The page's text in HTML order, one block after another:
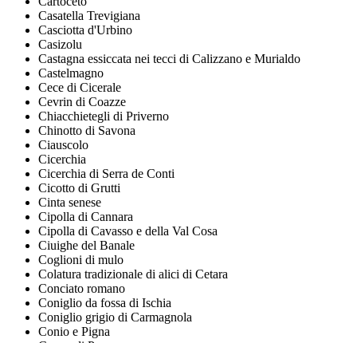
Casatella Trevigiana
Casciotta d'Urbino
Casizolu
Castagna essiccata nei tecci di Calizzano e Murialdo
Castelmagno
Cece di Cicerale
Cevrin di Coazze
Chiacchietegli di Priverno
Chinotto di Savona
Ciauscolo
Cicerchia
Cicerchia di Serra de Conti
Cicotto di Grutti
Cinta senese
Cipolla di Cannara
Cipolla di Cavasso e della Val Cosa
Ciuighe del Banale
Coglioni di mulo
Colatura tradizionale di alici di Cetara
Conciato romano
Coniglio da fossa di Ischia
Coniglio grigio di Carmagnola
Conio e Pigna